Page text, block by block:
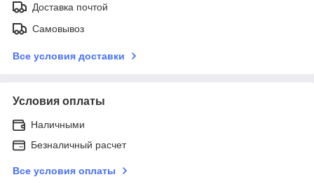
Доставка почтой
Самовывоз
Все условия доставки
Условия оплаты
Наличными
Безналичный расчет
Все условия оплаты